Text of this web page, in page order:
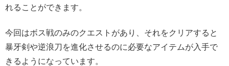
れることができます。
今回はボス戦のみのクエストがあり、それをクリアすると
暴牙剣や逆浪刀を進化させるのに必要なアイテムが入手で
きるようになっています。